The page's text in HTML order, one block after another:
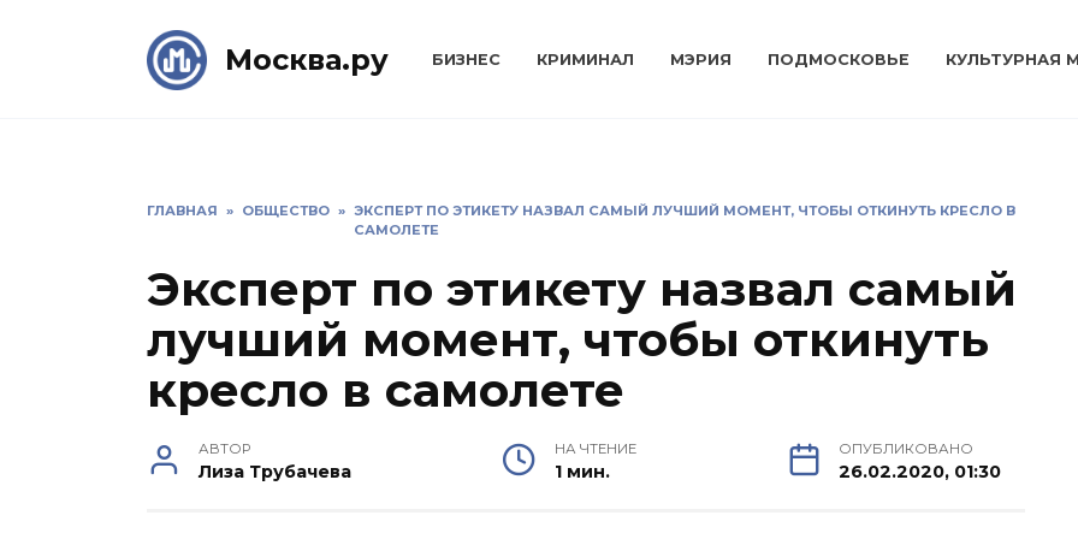
Москва.ру БИЗНЕС КРИМИНАЛ МЭРИЯ ПОДМОСКОВЬЕ КУЛЬТУРНАЯ
ГЛАВНАЯ » ОБЩЕСТВО » ЭКСПЕРТ ПО ЭТИКЕТУ НАЗВАЛ САМЫЙ ЛУЧШИЙ МОМЕНТ, ЧТОБЫ ОТКИНУТЬ КРЕСЛО В
САМОЛЕТЕ
Эксперт по этикету назвал самый
лучший момент, чтобы откинуть
кресло в самолете
АВТОР
Лиза Трубачева
НА ЧТЕНИЕ
1 мин.
ОПУБЛИКОВАНО
26.02.2020, 01:30